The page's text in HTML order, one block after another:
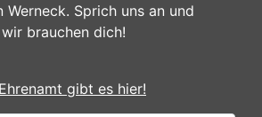
Werneck. Sprich uns an und
brauchen dich!
gibt es hier!